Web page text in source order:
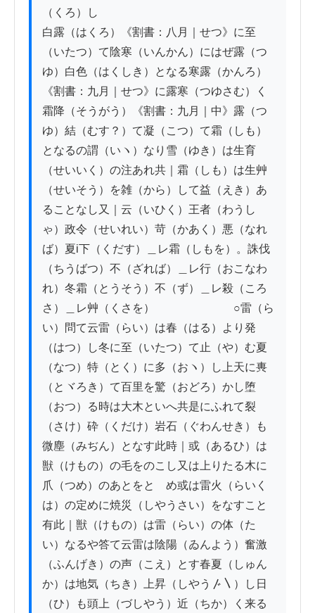
（くろ）し
白露（はくろ）《割書：八月｜せつ》に至
（いたつ）て陰寒（いんかん）にはぜ露（つ
ゆ）白色（はくしき）となる寒露（かんろ）
《割書：九月｜せつ》に露寒（つゆさむ）く
霜降（そうがう）《割書：九月｜中》露（つ
ゆ）結（むす？）て凝（こつ）て霜（しも）
となるの謂（いヽ）なり雪（ゆき）は生育
（せいいく）の注あれ共｜霜（しも）は生艸
（せいそう）を雑（から）して益（えき）あ
ることなし又｜云（いひく）王者（わうし
ゃ）政令（せいれい）苛（かあく）悪（なれ
ば）夏i下（くだす）＿レ霜（しもを）。誅伐
（ちうばつ）不（ざれば）＿レ行（おこなわ
れ）冬霜（とうそう）不（ず）＿レ殺（ころ
さ）＿レ艸（くさを）　　　　　　　○雷（ら
い）問て云雷（らい）は春（はる）より発
（はつ）し冬に至（いたつ）て止（や）む夏
（なつ）特（とく）に多（おヽ）し上天に軣
（とヾろき）て百里を驚（おどろ）かし堕
（おつ）る時は大木といへ共是にふれて裂
（さけ）砕（くだけ）岩石（ぐわんせき）も
微塵（みぢん）となす此時｜或（あるひ）は
獣（けもの）の毛をのこし又は上りたる木に
爪（つめ）のあとをとゞめ或は雷火（らいく
は）の定めに焼災（しやうさい）をなすこと
有此｜獣（けもの）は雷（らい）の体（た
い）なるや答て云雷は陰陽（ゐんよう）奮激
（ふんげき）の声（こえ）とす春夏（しゅん
か）は地気（ちき）上昇（しやう〴〵）し日
（ひ）も頭上（づしやう）近（ちか）く来る